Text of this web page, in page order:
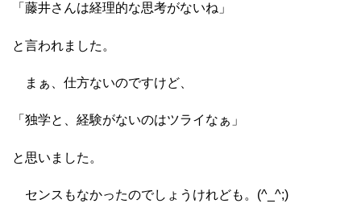
「藤井さんは経理的な思考がないね」
と言われました。
まぁ、仕方ないのですけど、
「独学と、経験がないのはツライなぁ」
と思いました。
センスもなかったのでしょうけれども。(^_^;)